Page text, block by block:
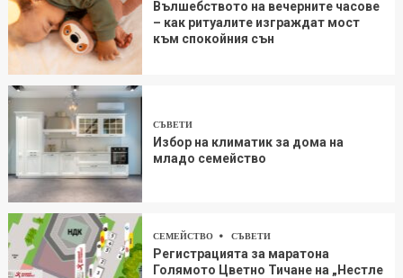
Вълшебството на вечерните часове
– как ритуалите изграждат мост
към спокойния сън
СЪВЕТИ
Избор на климатик за дома на
младо семейство
СЕМЕЙСТВО СЪВЕТИ
Регистрацията за маратона
Голямото Цветно Тичане на „Нестле